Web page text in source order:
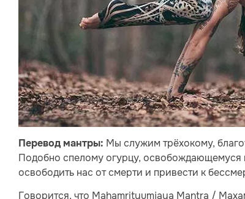
Перевод мантры: Мы служим трёхокому,
Подобно спелому огурцу, освобождающемуся
освободить нас от смерти и привести к
Говорится, что Mahamrityumjaya Mantra /